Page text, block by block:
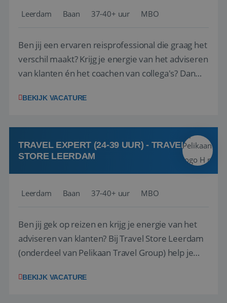
Leerdam Baan 37-40+ uur MBO
Ben jij een ervaren reisprofessional die graag het
verschil maakt? Krijg je energie van het adviseren
van klanten én het coachen van collega's? Dan
(onderdeel van Pelikaan Travel Group) zoeken
team het reisbureau verder...
BEKIJK VACATURE
TRAVEL EXPERT (24-39 UUR) - TRAVEL
STORE LEERDAM
Leerdam Baan 37-40+ uur MBO
Ben jij gek op reizen en krijg je energie van het
adviseren van klanten? Bij Travel Store Leerdam
(onderdeel van Pelikaan Travel Group) help je
vinden. Samen maken we van elke reis een
BEKIJK VACATURE